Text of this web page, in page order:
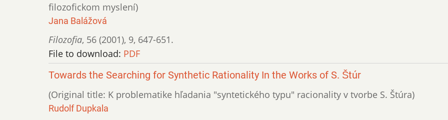
filozofickom myslení)
Jana Balážová
Filozofia, 56 (2001), 9, 647-651.
File to download: PDF
Towards the Searching for Synthetic Rationality In the Works of S. Štúr
(Original title: K problematike hľadania "syntetického typu" racionality v tvorbe S. Štúra)
Rudolf Dupkala